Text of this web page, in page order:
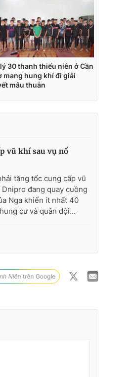
vũ khí sau vụ nổ
tăng tốc cung cấp vũ
đang quay cuồng
Nga khiến ít nhất 40
cư và quân đội...